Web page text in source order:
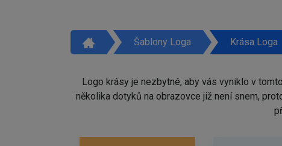
Šablony Loga Krása Loga
Logo krásy je nezbytné, aby vás vyniklo v
několika dotyků na obrazovce již není snem,